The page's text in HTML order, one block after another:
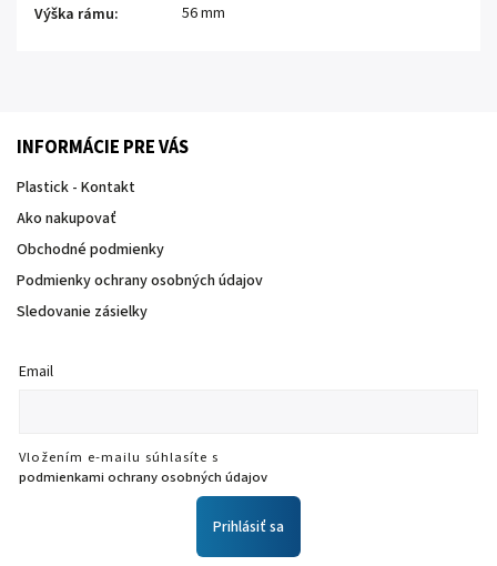
Výška rámu: 56 mm
INFORMÁCIE PRE VÁS
Plastick - Kontakt
Ako nakupovať
Obchodné podmienky
Podmienky ochrany osobných údajov
Sledovanie zásielky
Email
Vložením e-mailu súhlasíte s
podmienkami ochrany osobných údajov
Prihlásiť sa